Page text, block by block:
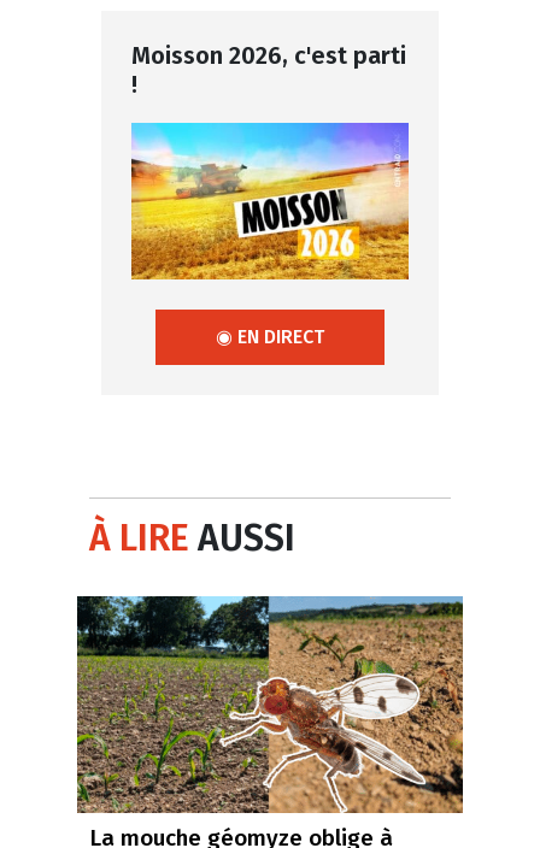
Moisson 2026, c'est parti
!
◉ EN DIRECT
À LIREAUSSI
La mouche géomyze oblige à